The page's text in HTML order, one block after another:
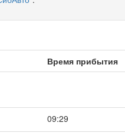
Время прибытия
09:29